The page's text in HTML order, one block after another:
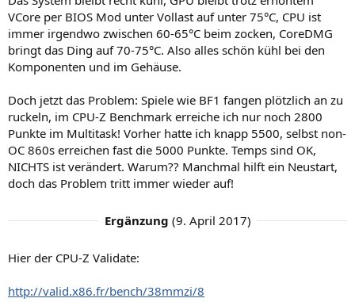
VCore per BIOS Mod unter Vollast auf unter 75°C, CPU ist
immer irgendwo zwischen 60-65°C beim zocken, CoreDMG
bringt das Ding auf 70-75°C. Also alles schön kühl bei den
Komponenten und im Gehäuse.
Doch jetzt das Problem: Spiele wie BF1 fangen plötzlich an zu
ruckeln, im CPU-Z Benchmark erreiche ich nur noch 2800
Punkte im Multitask! Vorher hatte ich knapp 5500, selbst non-
OC 860s erreichen fast die 5000 Punkte. Temps sind OK,
NICHTS ist verändert. Warum?? Manchmal hilft ein Neustart,
doch das Problem tritt immer wieder auf!
Ergänzung (9. April 2017)
Hier der CPU-Z Validate:
http://valid.x86.fr/bench/38mmzi/8